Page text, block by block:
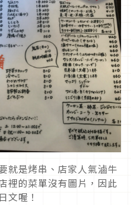
就是烤串、店家人氣滷牛
裡的菜單沒有圖片，因此
文喔！